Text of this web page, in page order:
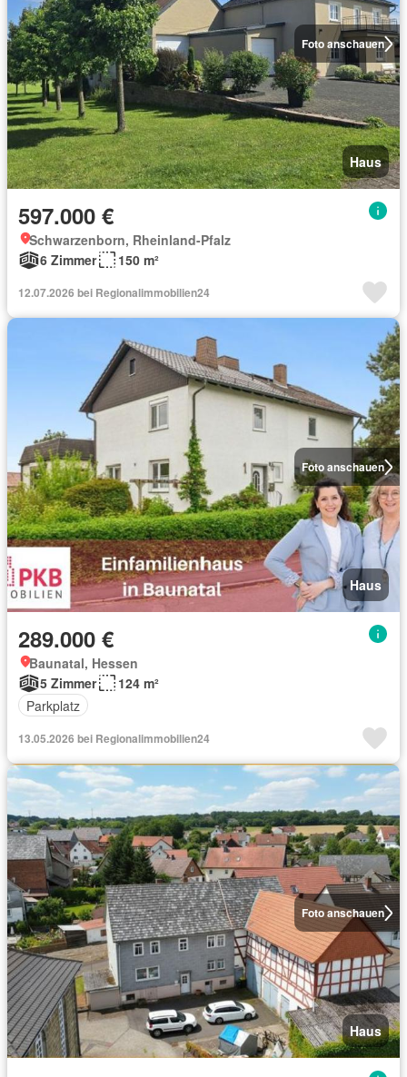
Foto anschauen
Haus
597.000 €
Schwarzenborn, Rheinland-Pfalz
6 Zimmer
150 m²
12.07.2026 bei Regionalimmobilien24
Foto anschauen
Haus
289.000 €
Baunatal, Hessen
5 Zimmer
124 m²
Parkplatz
13.05.2026 bei Regionalimmobilien24
Foto anschauen
Haus